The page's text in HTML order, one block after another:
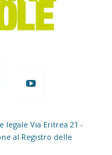
Via Eritrea 21 -
al Registro delle